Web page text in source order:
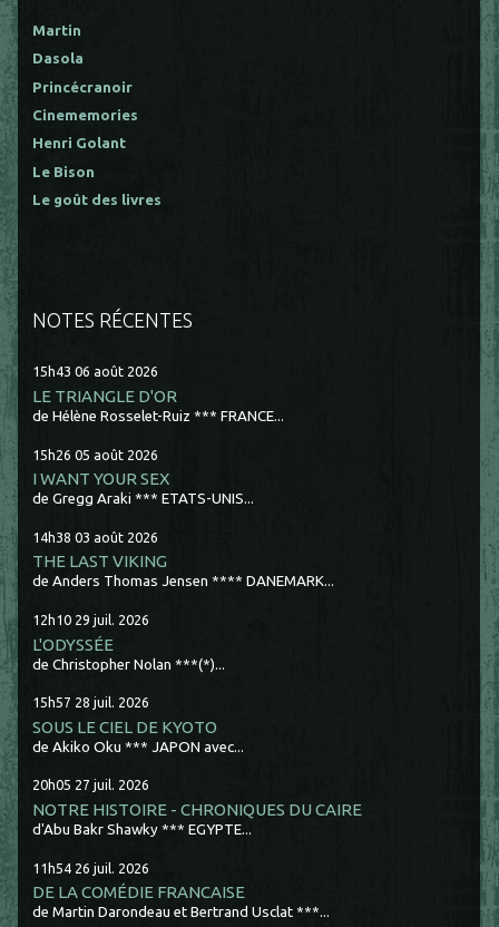
Martin
Dasola
Princécranoir
Cinememories
Henri Golant
Le Bison
Le goût des livres
NOTES RÉCENTES
15h43 06 août 2026
LE TRIANGLE D'OR
de Hélène Rosselet-Ruiz *** FRANCE...
15h26 05 août 2026
I WANT YOUR SEX
de Gregg Araki *** ETATS-UNIS...
14h38 03 août 2026
THE LAST VIKING
de Anders Thomas Jensen **** DANEMARK...
12h10 29 juil. 2026
L'ODYSSÉE
de Christopher Nolan ***(*)...
15h57 28 juil. 2026
SOUS LE CIEL DE KYOTO
de Akiko Oku *** JAPON avec...
20h05 27 juil. 2026
NOTRE HISTOIRE - CHRONIQUES DU CAIRE
d'Abu Bakr Shawky *** EGYPTE...
11h54 26 juil. 2026
DE LA COMÉDIE FRANCAISE
de Martin Darondeau et Bertrand Usclat ***...